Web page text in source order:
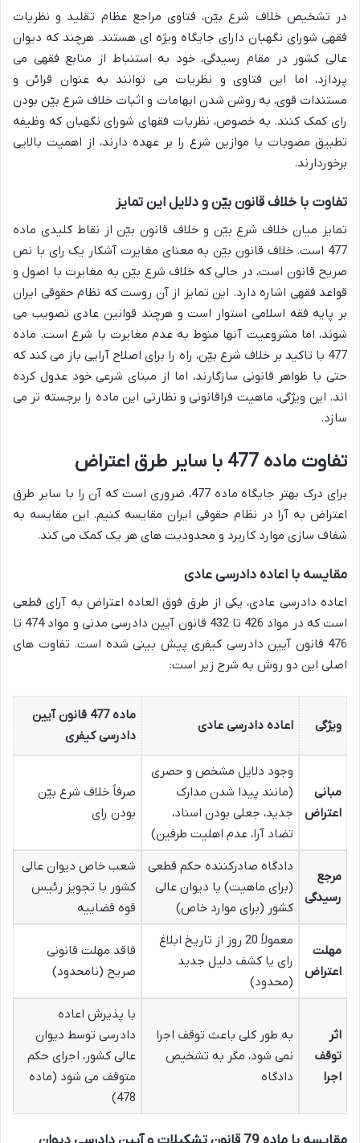
در تشخیص خلاف شرع بیّن، فتاوی مراجع عظام تقلید و نظریات
فقهی شورای نگهبان دارای جایگاه ویژه ای هستند. هرچند که دیوان
عالی کشور در مقام رسیدگی، خود به استنباط از منابع فقهی می
پردازد، اما این فتاوی و نظریات می توانند به عنوان قرائن و
مستندات قوی، به روشن شدن ابهامات و اثبات خلاف شرع بیّن بودن
رای کمک کنند. به خصوص، نظریات فقهای شورای نگهبان که وظیفه
تطبیق مصوبات با موازین شرع را بر عهده دارند، از اهمیت بالایی
برخوردارند.
تفاوت با خلاف قانون بیّن و دلایل این تمایز
تمایز میان خلاف شرع بیّن و خلاف قانون بیّن از نقاط کلیدی ماده
477 است. خلاف قانون بیّن به معنای مغایرت آشکار یک رای با نص
صریح قانون است، در حالی که خلاف شرع بیّن به مغایرت با اصول و
قواعد فقهی اشاره دارد. این تمایز از آن روست که نظام حقوقی ایران
بر پایه فقه اسلامی استوار است و هرچند قوانین عادی تصویب می
شوند، اما مشروعیت آنها منوط به عدم مغایرت با شرع است. ماده
477 با تاکید بر خلاف شرع بیّن، راه را برای اصلاح آرایی باز می کند که
حتی با ظواهر قانونی سازگارند، اما از مبنای شرعی خود عدول کرده
اند. این ویژگی، ماهیت فراقانونی و نظارتی این ماده را برجسته تر می
سازد.
تفاوت ماده 477 با سایر طرق اعتراض
برای درک بهتر جایگاه ماده 477، ضروری است که آن را با سایر طرق
اعتراض به آرا در نظام حقوقی ایران مقایسه کنیم. این مقایسه به
شفاف سازی موارد کاربرد و محدودیت های هر یک کمک می کند.
مقایسه با اعاده دادرسی عادی
اعاده دادرسی عادی، یکی از طرق فوق العاده اعتراض به آرای قطعی
است که در مواد 426 تا 432 قانون آیین دادرسی مدنی و مواد 474 تا
476 قانون آیین دادرسی کیفری پیش بینی شده است. تفاوت های
اصلی این دو روش به شرح زیر است:
ویژگی اعاده دادرسی عادی
ماده 477 قانون آیین
دادرسی کیفری
مبانی
اعتراض
وجود دلایل مشخص و حصری
(مانند پیدا شدن مدارک
جدید، جعلی بودن اسناد،
تضاد آرا، عدم اهلیت طرفین)
صرفاً خلاف شرع بیّن
بودن رای
مرجع
رسیدگی
دادگاه صادرکننده حکم قطعی
(برای ماهیت) یا دیوان عالی
کشور (برای موارد خاص)
شعب خاص دیوان عالی
کشور با تجویز رئیس
قوه قضاییه
مهلت
اعتراض
معمولاً 20 روز از تاریخ ابلاغ
رای یا کشف دلیل جدید
(محدود)
فاقد مهلت قانونی
صریح (نامحدود)
اثر
توقف
اجرا
به طور کلی باعث توقف اجرا
نمی شود، مگر به تشخیص
دادگاه
با پذیرش اعاده
دادرسی توسط دیوان
عالی کشور، اجرای حکم
متوقف می شود (ماده
478)